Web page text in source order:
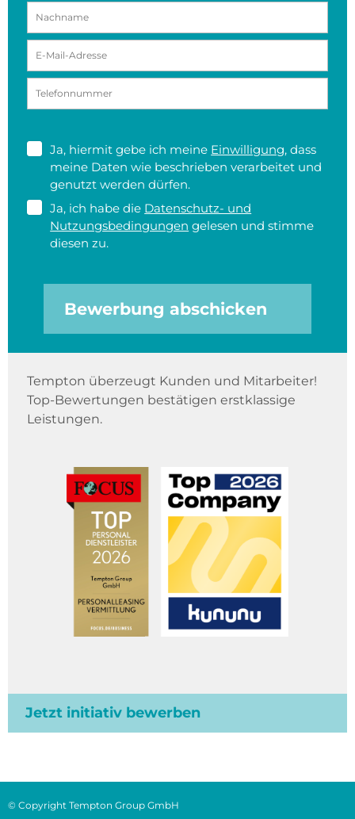
Ja, hiermit gebe ich meine Einwilligung, dass
meine Daten wie beschrieben verarbeitet und
genutzt werden dürfen.
Ja, ich habe die Datenschutz- und
Nutzungsbedingungen gelesen und stimme
diesen zu.
Bewerbung abschicken
Tempton überzeugt Kunden und Mitarbeiter!
Top-Bewertungen bestätigen erstklassige
Leistungen.
Jetzt initiativ bewerben
© Copyright Tempton Group GmbH